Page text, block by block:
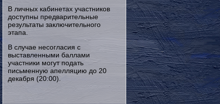
В личных кабинетах участников
доступны предварительные
результаты заключительного
этапа.
В случае несогласия с
выставленными баллами
участники могут подать
письменную апелляцию до 20
декабря (20:00).